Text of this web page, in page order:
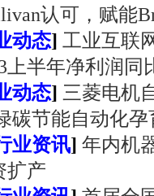
认可，赋能
动态] 工业互联
上半年净利润同
动态] 三菱电机
碳节能自动化孕
业资讯] 年内机
扩产